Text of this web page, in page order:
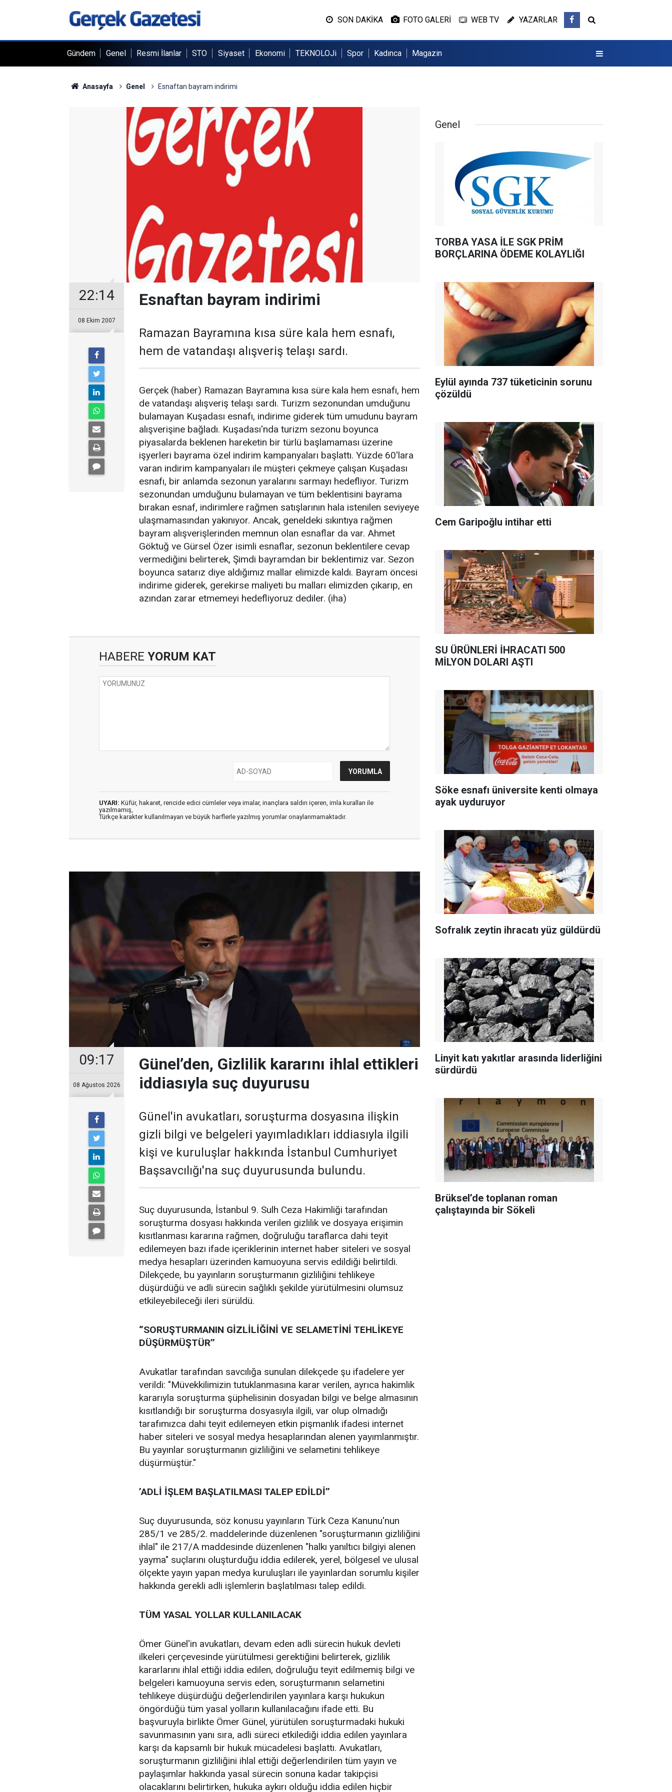
SON DAKİKA FOTO GALERİ WEB TV YAZARLAR
Gündem Genel Resmi İlanlar STO Siyaset Ekonomi TEKNOLOJi Spor Kadınca Magazin
Anasayfa Genel Esnaftan bayram indirimi
22:14
08 Ekim 2007
Esnaftan bayram indirimi
Ramazan Bayramına kısa süre kala hem esnafı,
hem de vatandaşı alışveriş telaşı sardı.
Gerçek (haber) Ramazan Bayramına kısa süre kala hem esnafı, hem
de vatandaşı alışveriş telaşı sardı. Turizm sezonundan umduğunu
bulamayan Kuşadası esnafı, indirime giderek tüm umudunu bayram
alışverişine bağladı. Kuşadası'nda turizm sezonu boyunca
piyasalarda beklenen hareketin bir türlü başlamaması üzerine
işyerleri bayrama özel indirim kampanyaları başlattı. Yüzde 60'lara
varan indirim kampanyaları ile müşteri çekmeye çalışan Kuşadası
esnafı, bir anlamda sezonun yaralarını sarmayı hedefliyor. Turizm
sezonundan umduğunu bulamayan ve tüm beklentisini bayrama
bırakan esnaf, indirimlere rağmen satışlarının hala istenilen seviyeye
ulaşmamasından yakınıyor. Ancak, geneldeki sıkıntıya rağmen
bayram alışverişlerinden memnun olan esnaflar da var. Ahmet
Göktuğ ve Gürsel Özer isimli esnaflar, sezonun beklentilere cevap
vermediğini belirterek, Şimdi bayramdan bir beklentimiz var. Sezon
boyunca satarız diye aldığımız mallar elimizde kaldı. Bayram öncesi
indirime giderek, gerekirse maliyeti bu malları elimizden çıkarıp, en
azından zarar etmemeyi hedefliyoruz dediler. (iha)
HABERE YORUM KAT
UYARI: Küfür, hakaret, rencide edici cümleler veya imalar, inançlara saldırı içeren, imla kuralları ile
yazılmamış,
Türkçe karakter kullanılmayan ve büyük harflerle yazılmış yorumlar onaylanmamaktadır.
09:17
08 Ağustos 2026
Günel’den, Gizlilik kararını ihlal ettikleri
iddiasıyla suç duyurusu
Günel'in avukatları, soruşturma dosyasına ilişkin
gizli bilgi ve belgeleri yayımladıkları iddiasıyla ilgili
kişi ve kuruluşlar hakkında İstanbul Cumhuriyet
Başsavcılığı'na suç duyurusunda bulundu.
Suç duyurusunda, İstanbul 9. Sulh Ceza Hakimliği tarafından
soruşturma dosyası hakkında verilen gizlilik ve dosyaya erişimin
kısıtlanması kararına rağmen, doğruluğu taraflarca dahi teyit
edilemeyen bazı ifade içeriklerinin internet haber siteleri ve sosyal
medya hesapları üzerinden kamuoyuna servis edildiği belirtildi.
Dilekçede, bu yayınların soruşturmanın gizliliğini tehlikeye
düşürdüğü ve adli sürecin sağlıklı şekilde yürütülmesini olumsuz
etkileyebileceği ileri sürüldü.
‘’SORUŞTURMANIN GİZLİLİĞİNİ VE SELAMETİNİ TEHLİKEYE
DÜŞÜRMÜŞTÜR’’
Avukatlar tarafından savcılığa sunulan dilekçede şu ifadelere yer
verildi: "Müvekkilimizin tutuklanmasına karar verilen, ayrıca hakimlik
kararıyla soruşturma şüphelisinin dosyadan bilgi ve belge almasının
kısıtlandığı bir soruşturma dosyasıyla ilgili, var olup olmadığı
tarafımızca dahi teyit edilemeyen etkin pişmanlık ifadesi internet
haber siteleri ve sosyal medya hesaplarından alenen yayımlanmıştır.
Bu yayınlar soruşturmanın gizliliğini ve selametini tehlikeye
düşürmüştür."
’ADLİ İŞLEM BAŞLATILMASI TALEP EDİLDİ’’
Suç duyurusunda, söz konusu yayınların Türk Ceza Kanunu'nun
285/1 ve 285/2. maddelerinde düzenlenen "soruşturmanın gizliliğini
ihlal" ile 217/A maddesinde düzenlenen "halkı yanıltıcı bilgiyi alenen
yayma" suçlarını oluşturduğu iddia edilerek, yerel, bölgesel ve ulusal
ölçekte yayın yapan medya kuruluşları ile yayınlardan sorumlu kişiler
hakkında gerekli adli işlemlerin başlatılması talep edildi.
TÜM YASAL YOLLAR KULLANILACAK
Ömer Günel'in avukatları, devam eden adli sürecin hukuk devleti
ilkeleri çerçevesinde yürütülmesi gerektiğini belirterek, gizlilik
kararlarını ihlal ettiği iddia edilen, doğruluğu teyit edilmemiş bilgi ve
belgeleri kamuoyuna servis eden, soruşturmanın selametini
tehlikeye düşürdüğü değerlendirilen yayınlara karşı hukukun
öngördüğü tüm yasal yolların kullanılacağını ifade etti. Bu
başvuruyla birlikte Ömer Günel, yürütülen soruşturmadaki hukuki
savunmasının yanı sıra, adli süreci etkilediği iddia edilen yayınlara
karşı da kapsamlı bir hukuk mücadelesi başlattı. Avukatları,
soruşturmanın gizliliğini ihlal ettiği değerlendirilen tüm yayın ve
paylaşımlar hakkında yasal sürecin sonuna kadar takipçisi
olacaklarını belirtirken, hukuka aykırı olduğu iddia edilen hiçbir
Genel
TORBA YASA İLE SGK PRİM
BORÇLARINA ÖDEME KOLAYLIĞI
Eylül ayında 737 tüketicinin sorunu
çözüldü
Cem Garipoğlu intihar etti
SU ÜRÜNLERİ İHRACATI 500
MİLYON DOLARI AŞTI
Söke esnafı üniversite kenti olmaya
ayak uyduruyor
Sofralık zeytin ihracatı yüz güldürdü
Linyit katı yakıtlar arasında liderliğini
sürdürdü
Brüksel’de toplanan roman
çalıştayında bir Sökeli